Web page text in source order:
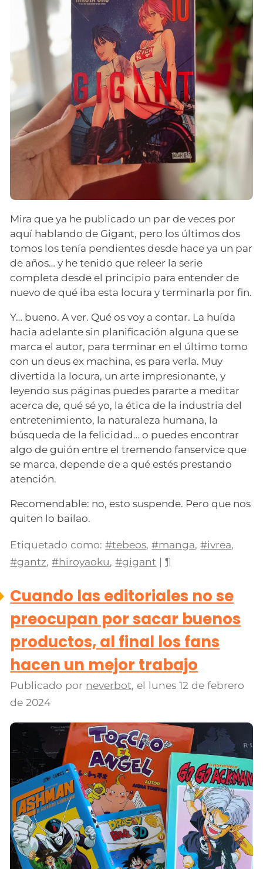
Mira que ya he publicado un par de veces por
aquí hablando de Gigant, pero los últimos dos
tomos los tenía pendientes desde hace ya un par
de años… y he tenido que releer la serie
completa desde el principio para entender de
nuevo de qué iba esta locura y terminarla por fin.
Y… bueno. A ver. Qué os voy a contar. La huída
hacia adelante sin planificación alguna que se
marca el autor, para terminar en el último tomo
con un deus ex machina, es para verla. Muy
divertida la locura, un arte impresionante, y
leyendo sus páginas puedes pararte a meditar
acerca de, qué sé yo, la ética de la industria del
entretenimiento, la naturaleza humana, la
búsqueda de la felicidad… o puedes encontrar
algo de guión entre el tremendo fanservice que
se marca, depende de a qué estés prestando
atención.
Recomendable: no, esto suspende. Pero que nos
quiten lo bailao.
Etiquetado como: #tebeos,#manga,#ivrea,
#gantz,#hiroyaoku,#gigant |¶
Cuando las editoriales no se
preocupan por sacar buenos
productos, al final los fans
hacen un mejor trabajo
Publicado por neverbot, el lunes 12 de febrero
de 2024